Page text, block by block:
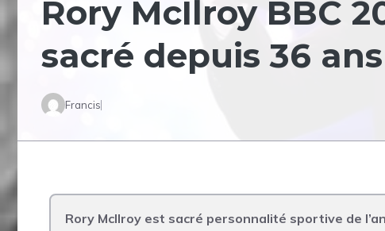
Rory McIlroy BBC
sacré depuis 36 ans
Francis
Rory McIlroy est sacré personnalité sportive de